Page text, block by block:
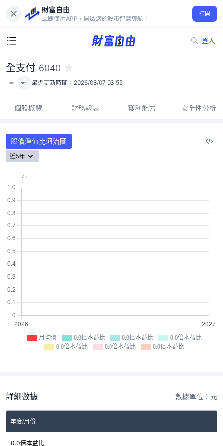
財富自由
立即使用APP，開啟您的股市智慧導航！
打開
登入
-
全支付 6040
- - 最近更新時間： 2026/08/07 03:55
個股概覽 財務報表 獲利能力 安全性分析
股價淨值比河流圖
近5年
月均價 0.0倍本益比 0.0倍本益比
0.0倍本益比
0.0倍本益比
0.0倍本益比 0.0倍本益比
詳細數據 數據單位：元
年度/月份
0.0倍本益比